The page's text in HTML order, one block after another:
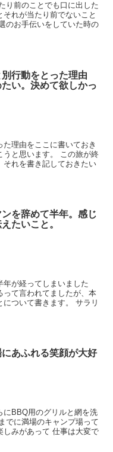
り前のことでも口に出した
れが当たり前でないこと
のお手伝いをしていた時の
別行動をとった理由
い。決めて欲しかっ
理由をここに書いておき
うと思います。 この旅が終
それを書き記しておきたい
を辞めて半年。感じ
たいこと。
が経ってしまいました
って言われてましたが、本
ついて書きます。 サラリ
あふれる笑顔が大好
にBBQ用のグリルと網を洗
でに満場のキャンプ場って
しみがあって 仕事は大変で